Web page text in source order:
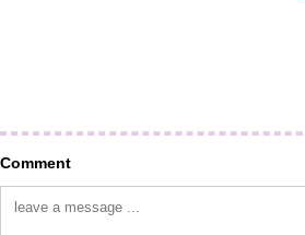
Comment